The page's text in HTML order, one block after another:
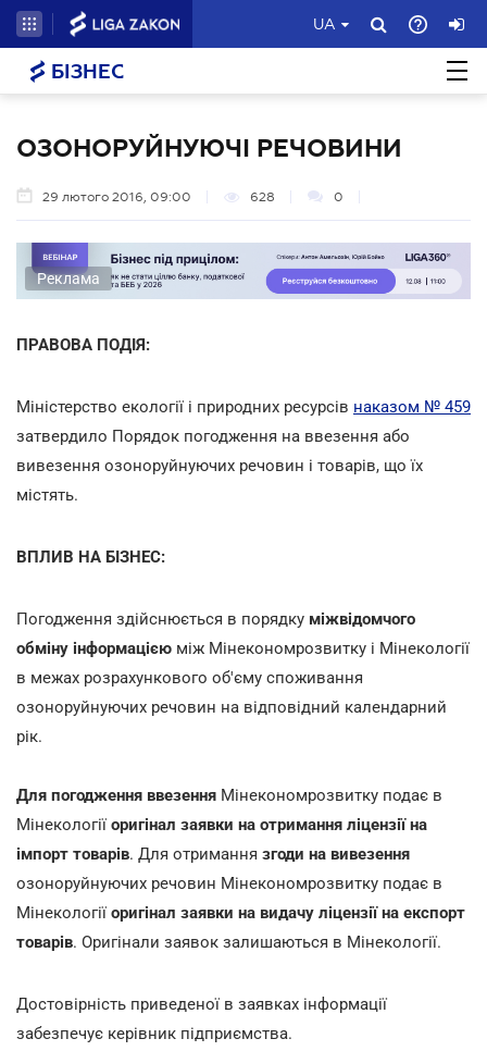
UA
БІЗНЕС
ОЗОНОРУЙНУЮЧІ РЕЧОВИНИ
29 лютого 2016, 09:00 628 0
Реклама
ПРАВОВА ПОДІЯ:
Міністерство екології і природних ресурсів наказом № 459
затвердило Порядок погодження на ввезення або
вивезення озоноруйнуючих речовин і товарів, що їх
містять.
ВПЛИВ НА БІЗНЕС:
Погодження здійснюється в порядку міжвідомчого
обміну інформацією між Мінекономрозвитку і Мінекології
в межах розрахункового об'єму споживання
озоноруйнуючих речовин на відповідний календарний
рік.
Для погодження ввезення Мінекономрозвитку подає в
Мінекології оригінал заявки на отримання ліцензії на
імпорт товарів. Для отримання згоди на вивезення
озоноруйнуючих речовин Мінекономрозвитку подає в
Мінекології оригінал заявки на видачу ліцензії на експорт
товарів. Оригінали заявок залишаються в Мінекології.
Достовірність приведеної в заявках інформації
забезпечує керівник підприємства.